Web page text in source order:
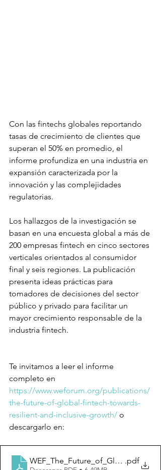
Con las fintechs globales reportando
tasas de crecimiento de clientes que
superan el 50% en promedio, el
informe profundiza en una industria en
expansión caracterizada por la
innovación y las complejidades
regulatorias.
Los hallazgos de la investigación se
basan en una encuesta global a más de
200 empresas fintech en cinco sectores
verticales orientados al consumidor
final y seis regiones. La publicación
presenta ideas prácticas para
tomadores de decisiones del sector
público y privado para facilitar un
mayor crecimiento responsable de la
industria fintech.
Te invitamos a leer el informe
completo en
https://www.weforum.org/publications/
the-future-of-global-fintech-towards-
resilient-and-inclusive-growth/ o
descargarlo en:
.pdf